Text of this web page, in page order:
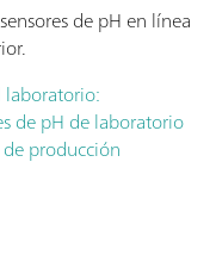
de pH en línea
de pH de laboratorio
de producción